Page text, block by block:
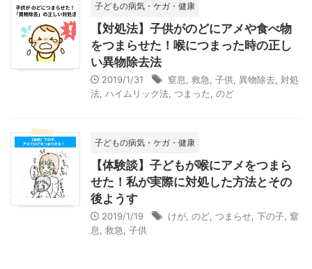
子どもの病気・ケガ・健康
【対処法】子供がのどにアメや食べ物
をつまらせた！喉につまった時の正し
い異物除去法
2019/1/31 窒息 救急 子供 異物除去 対処
法 ハイムリック法 つまった のど
子どもの病気・ケガ・健康
【体験談】子どもが喉にアメをつまら
せた！私が実際に対処した方法とその
後ようす
2019/1/19 けが のど つまらせ 下の子 窒
息
救急 子供